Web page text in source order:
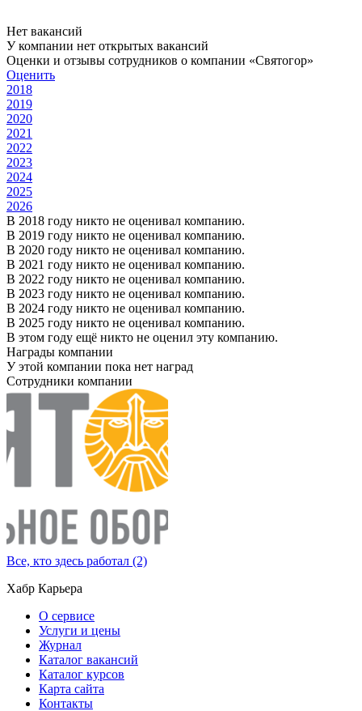
Нет вакансий
У компании нет открытых вакансий
Оценки и отзывы сотрудников о компании «Святогор»
Оценить
2018
2019
2020
2021
2022
2023
2024
2025
2026
В 2018 году никто не оценивал компанию.
В 2019 году никто не оценивал компанию.
В 2020 году никто не оценивал компанию.
В 2021 году никто не оценивал компанию.
В 2022 году никто не оценивал компанию.
В 2023 году никто не оценивал компанию.
В 2024 году никто не оценивал компанию.
В 2025 году никто не оценивал компанию.
В этом году ещё никто не оценил эту компанию.
Награды компании
У этой компании пока нет наград
Сотрудники компании
Все, кто здесь работал (2)
Хабр Карьера
О сервисе
Услуги и цены
Журнал
Каталог вакансий
Каталог курсов
Карта сайта
Контакты